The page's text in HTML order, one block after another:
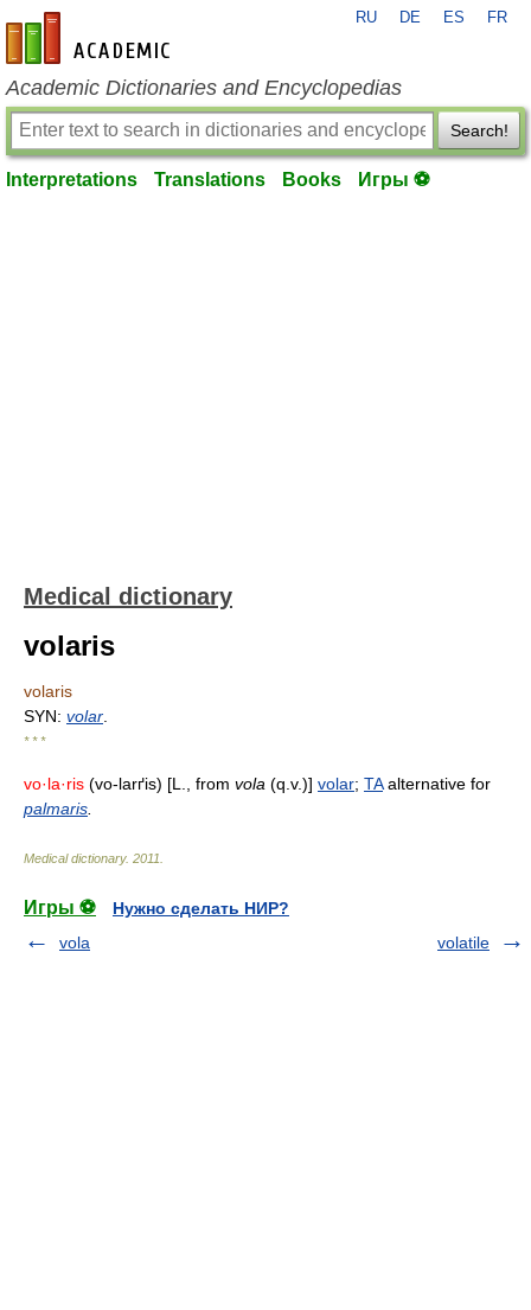
en-academic.com
RU DE ES FR
Academic Dictionaries and Encyclopedias
Search!
Interpretations Translations Books Игры ⚽
Medical dictionary
volaris
volaris
SYN: volar
* * *
vo·la·ris (vo-larґis) [L., from vola (q.v.)] volar; TAalternative for
palmaris
Medical dictionary. 2011
Игры ⚽
Нужно сделать НИР?
vola
volatile